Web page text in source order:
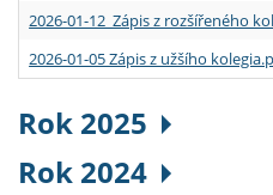
2026-01-12 Zápis z rozšířeného
2026-01-05 Zápis z užšího
Rok 2025
Rok 2024